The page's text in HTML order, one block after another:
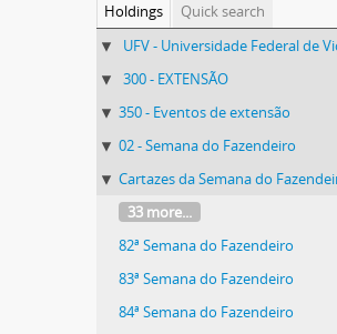
Holdings
Quick search
UFV - Universidade Federal de
300 - EXTENSÃO
350 - Eventos de extensão
02 - Semana do Fazendeiro
Cartazes da Semana do
33 more...
82ª Semana do Fazendeiro
83ª Semana do Fazendeiro
84ª Semana do Fazendeiro